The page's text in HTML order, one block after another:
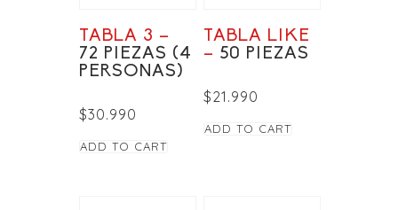
TABLA 3 –
72 PIEZAS (4
PERSONAS)
$30.990
ADD TO CART
TABLA LIKE
– 50 PIEZAS
$21.990
ADD TO CART